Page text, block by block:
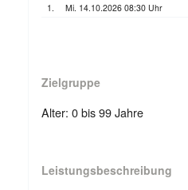
1.
Mi. 14.10.2026 08:30 Uhr
Zielgruppe
Alter: 0 bis 99 Jahre
Leistungsbeschreibung